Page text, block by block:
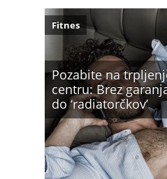
Pozabite na
centru: Brez
do ‘radiatorčkov’
Fitnes